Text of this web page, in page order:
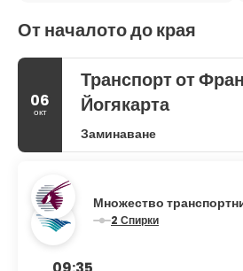
От началото до края
06
окт
Транспорт от
Йогякарта
Заминаване
Множество
2 Спирки